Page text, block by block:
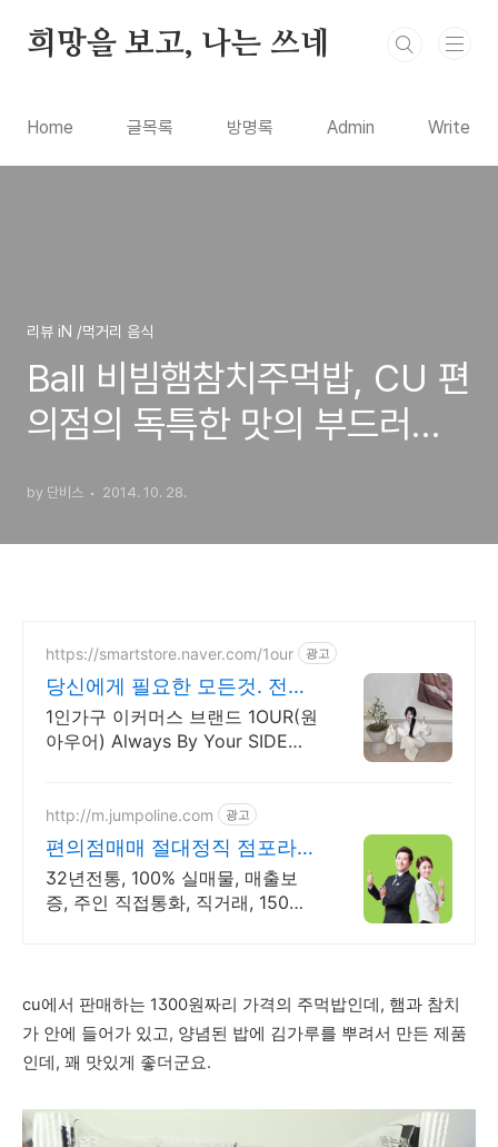
희망을 보고, 나는 쓰네
Home 글목록 방명록 Admin Write
리뷰 iN /먹거리 음식
Ball 비빔햄참치주먹밥, CU 편
의점의 독특한 맛의 부드러운
by 단비스 2014. 10. 28.
https://smartstore.naver.com/1our 광고
당신에게 필요한 모든것. 전상
품 5% 이상 할인
1인가구 이커머스 브랜드 1OUR(원
아우어) Always By Your SIDE
http://m.jumpoline.com 광고
편의점매매 절대정직 점포라인
빠른 직거래 & 안전중개거래
32년전통, 100% 실매물, 매출보
증, 주인 직접통화, 직거래, 150명
cu에서 판매하는 1300원짜리 가격의 주먹밥인데, 햄과 참치
가 안에 들어가 있고, 양념된 밥에 김가루를 뿌려서 만든 제품
인데, 꽤 맛있게 좋더군요.